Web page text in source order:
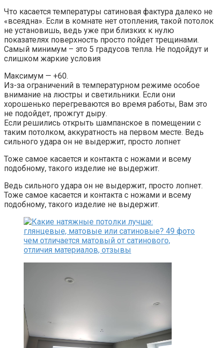
Что касается температуры сатиновая фактура далеко не
«всеядна». Если в комнате нет отопления, такой потолок
не установишь, ведь уже при близких к нулю
показателях поверхность просто пойдет трещинами.
Самый минимум – это 5 градусов тепла. Не подойдут и
слишком жаркие условия
Максимум — +60.
Из-за ограничений в температурном режиме особое
внимание на люстры и светильники. Если они
хорошенько перегреваются во время работы, Вам это
не подойдет, прожгут дыру.
Если решились открыть шампанское в помещении с
таким потолком, аккуратность на первом месте. Ведь
сильного удара он не выдержит, просто лопнет
Тоже самое касается и контакта с ножами и всему
подобному, такого изделие не выдержит.
Ведь сильного удара он не выдержит, просто лопнет.
Тоже самое касается и контакта с ножами и всему
подобному, такого изделие не выдержит.